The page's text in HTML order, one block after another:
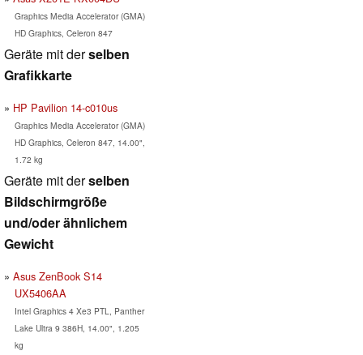
Graphics Media Accelerator (GMA)
HD Graphics, Celeron 847
Geräte mit derselben
Grafikkarte
HP Pavilion 14-c010us
Graphics Media Accelerator (GMA)
HD Graphics, Celeron 847, 14.00",
1.72 kg
Geräte mit derselben
Bildschirmgröße
und/oder ähnlichem
Gewicht
Asus ZenBook S14
UX5406AA
Intel Graphics 4 Xe3 PTL, Panther
Lake Ultra 9 386H, 14.00", 1.205
kg